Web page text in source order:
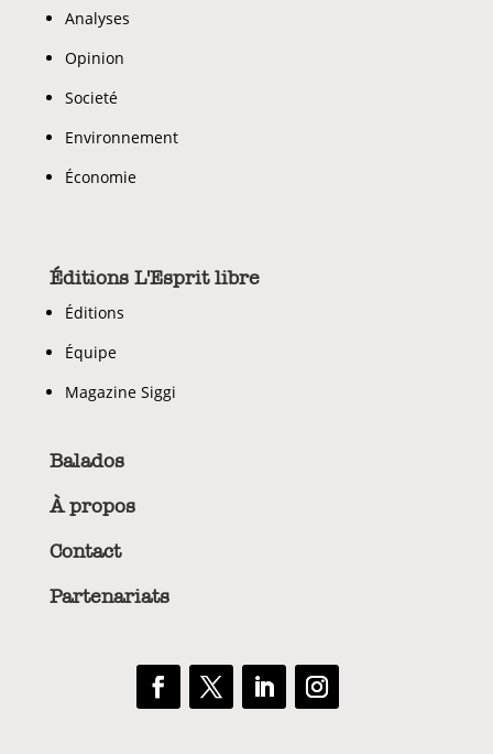
Analyses
Opinion
Societé
Environnement
Économie
Éditions L'Esprit libre
Éditions
Équipe
Magazine Siggi
Balados
À propos
Contact
Partenariats